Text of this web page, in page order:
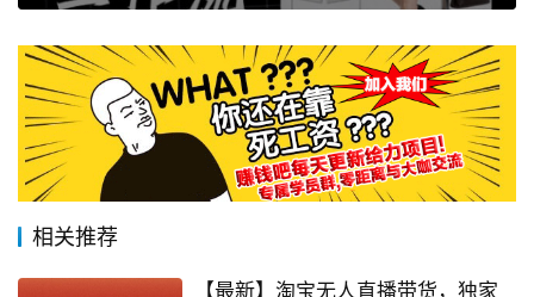
相关推荐
【最新】淘宝无人直播带货，独家